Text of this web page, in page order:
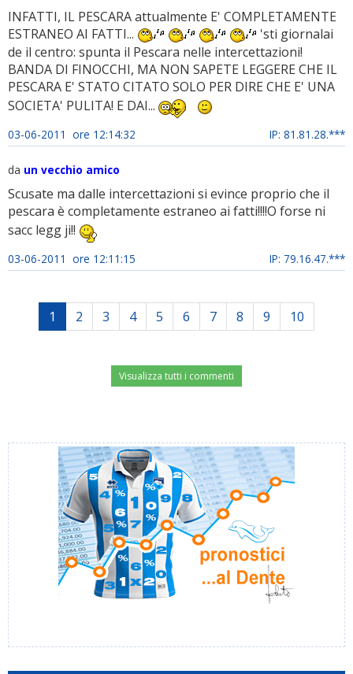
INFATTI, IL PESCARA attualmente E' COMPLETAMENTE
ESTRANEO AI FATTI...
'sti giornalai
de il centro: spunta il Pescara nelle intercettazioni!
BANDA DI FINOCCHI, MA NON SAPETE LEGGERE CHE IL
PESCARA E' STATO CITATO SOLO PER DIRE CHE E' UNA
SOCIETA' PULITA! E DAI...
03-06-2011 ore 12:14:32 IP: 81.81.28.***
da un vecchio amico
Scusate ma dalle intercettazioni si evince proprio che il
pescara è completamente estraneo ai fatti!!!!O forse ni
sacc legg ji!!
03-06-2011 ore 12:11:15 IP: 79.16.47.***
1 2 3 4 5 6 7 8 9 10
Visualizza tutti i commenti